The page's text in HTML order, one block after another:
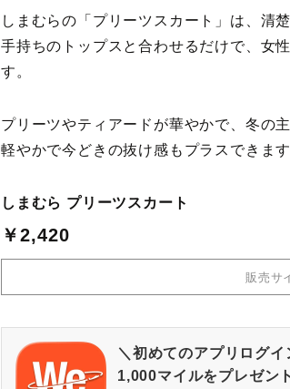
しまむらの「プリーツスカート」は、清
手持ちのトップスと合わせるだけで、女
す。
プリーツやティアードが華やかで、冬の
軽やかで今どきの抜け感もプラスできます
しまむら プリーツスカート
￥2,420
販売サ
＼初めてのアプリログイ
1,000マイルをプレゼン